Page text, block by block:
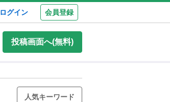
ログイン 会員登録
投稿画面へ(無料)
人気キーワード